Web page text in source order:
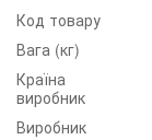
Код товару
Вага (кг)
Країна
виробник
Виробник